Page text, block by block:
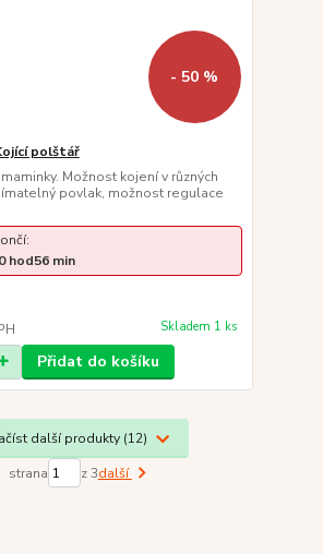
- 50 %
polštář
Možnost kojení v různých
povlak, možnost regulace
Skladem 1 ks
hod56 min
Přidat do košíku
další produkty (12)
strana z 3další